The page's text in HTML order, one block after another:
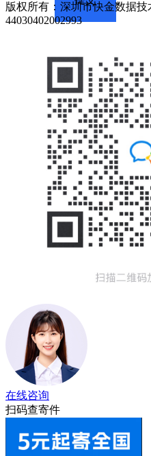
版权所有：深圳市快金数据
44030402002993
在线咨询
扫码查寄件